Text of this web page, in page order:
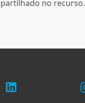
partilhado no recurso.